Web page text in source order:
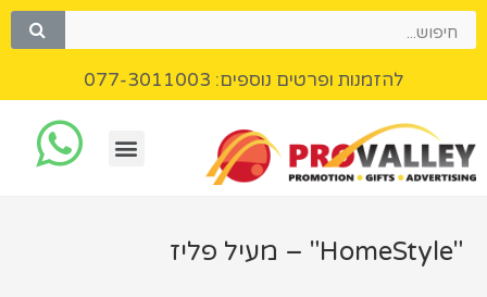
להזמנות ופרטים נוספים: 077-3011003
"HomeStyle" – מעיל פליז